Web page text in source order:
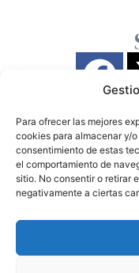
Para ofrecer las mejores
cookies para almacenar y/
consentimiento de estas
el comportamiento de
sitio. No consentir o retirar
negativamente a ciertas